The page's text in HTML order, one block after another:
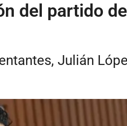
del partido
Julián